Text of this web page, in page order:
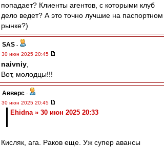
попадает? Клиенты агентов, с которыми клуб
дело ведет? А это точно лучшие на паспортном
рынке?)
SAS -
30 июн 2025 20:45
naivniy
Вот, молодцы!!!
Авверс -
30 июн 2025 20:45
Ehidna » 30 июн 2025 20:33
Кисляк, ага. Раков еще. Уж супер авансы